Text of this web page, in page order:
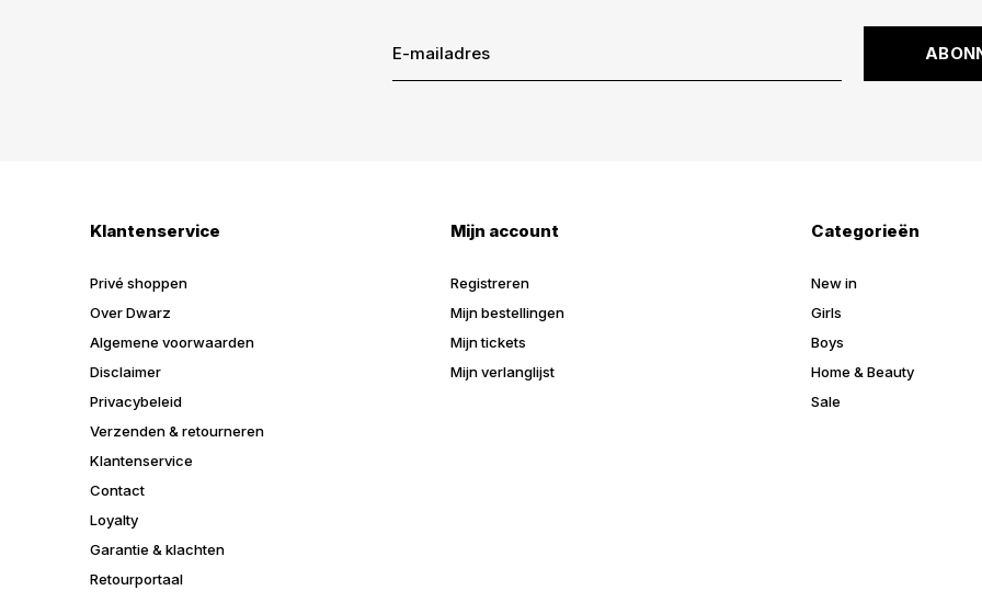
Klantenservice
Privé shoppen
Over Dwarz
Algemene voorwaarden
Disclaimer
Privacybeleid
Verzenden & retourneren
Klantenservice
Contact
Loyalty
Garantie & klachten
Retourportaal
Mijn account
Registreren
Mijn bestellingen
Mijn tickets
Mijn verlanglijst
Categorieën
New in
Girls
Boys
Home & Beauty
Sale